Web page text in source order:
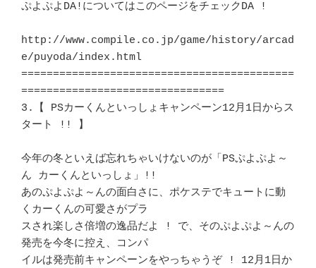
ぷよぷよDA!についてはこのページをチェックDA !
http://www.compile.co.jp/game/history/arcad
e/puyoda/index.html
===========================================
================================
3.【 PSカーくんといっしょキャンペーン12月1日からス
タート !! 】
今年の冬といえば忘れちゃいけないのが「PSぷよぷよ～
ん カーくんといっしょ」!!
あのぷよぷよ～んの面白さに、ポケステでキュートに動
くカーくんの可愛さがプラ
スされ楽しさ倍増の逸品だよ ! で、そのぷよぷよ～んの
発売を今冬に控え、コンパ
イルは発売前キャンペーンをやっちゃうぞ ! 12月1日か